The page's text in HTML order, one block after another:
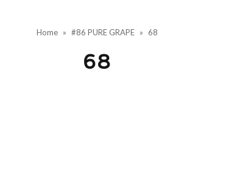
Home » #86 PURE GRAPE » 68
68